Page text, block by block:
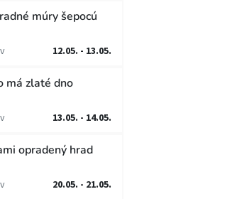
múry šepocú
12.05. - 13.05.
má zlaté dno
13.05. - 14.05.
opradený hrad
20.05. - 21.05.